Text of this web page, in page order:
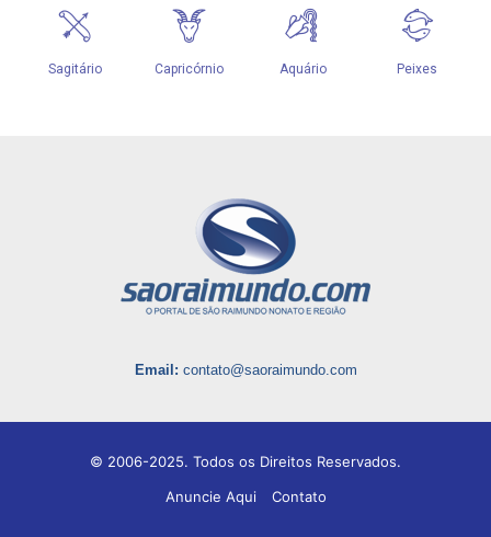
Email: contato@saoraimundo.com
© 2006-2025. Todos os Direitos Reservados.
Anuncie Aqui
Contato